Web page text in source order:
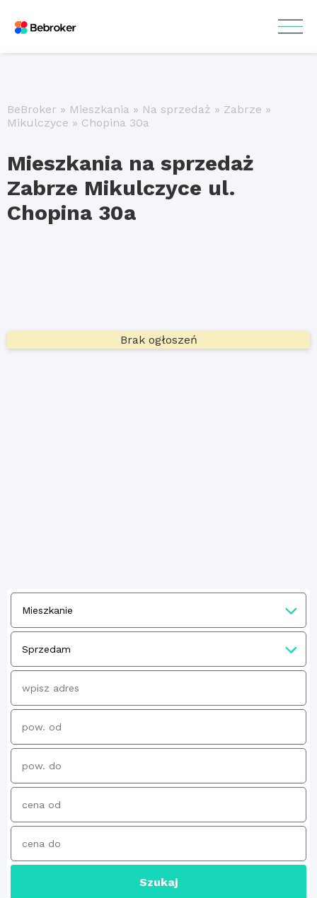
BeBroker » Mieszkania » Na sprzedaż » Zabrze »
Mikulczyce » Chopina 30a
Mieszkania na sprzedaż
Zabrze Mikulczyce ul.
Chopina 30a
Brak ogłoszeń
Szukaj